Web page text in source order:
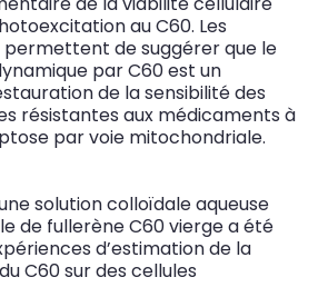
au C60. Les
de suggérer que le
par C60 est un
de la sensibilité des
résistantes aux médicaments à
par voie mitochondriale.
solution colloïdale aqueuse
de fullerène C60 vierge a été
d’estimation de la
C60 sur des cellules